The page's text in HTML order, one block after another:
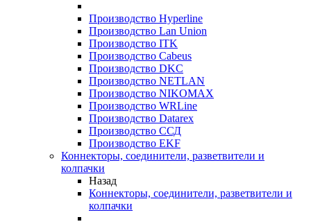
Производство Hyperline
Производство Lan Union
Производство ITK
Производство Cabeus
Производство DKC
Производство NETLAN
Производство NIKOMAX
Производство WRLine
Производство Datarex
Производство ССД
Производство EKF
Коннекторы, соединители, разветвители и
колпачки
Назад
Коннекторы, соединители, разветвители и
колпачки